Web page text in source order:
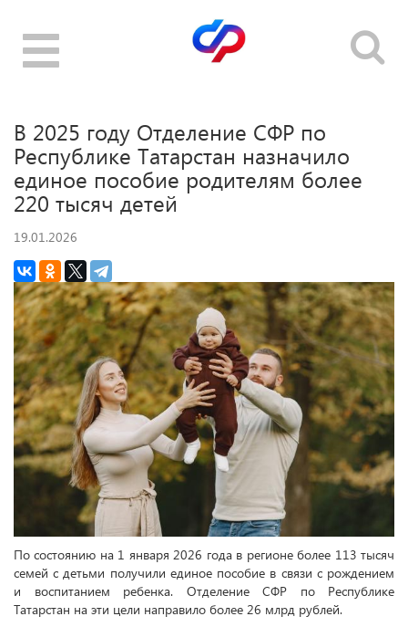
Toggle
navigation
В 2025 году Отделение СФР по
Республике Татарстан назначило
единое пособие родителям более
220 тысяч детей
19.01.2026
По состоянию на 1 января 2026 года в регионе более 113 тысяч
семей с детьми получили единое пособие в связи с рождением
и воспитанием ребенка. Отделение СФР по Республике
Татарстан на эти цели направило более 26 млрд рублей.